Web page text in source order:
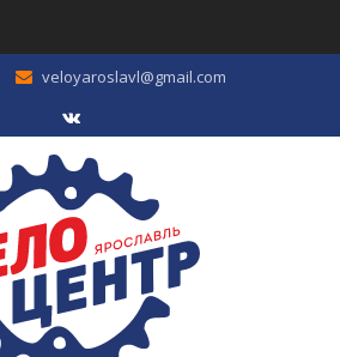
veloyaroslavl@gmail.com
VK